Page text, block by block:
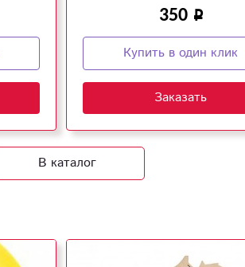
350
Купить в один клик
Заказать
В каталог